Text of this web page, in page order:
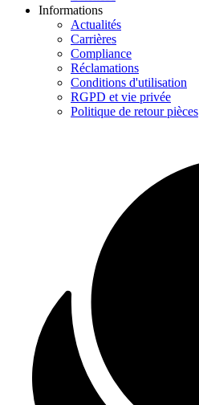
Informations
Actualités
Carrières
Compliance
Réclamations
Conditions d'utilisation
RGPD et vie privée
Politique de retour pièces